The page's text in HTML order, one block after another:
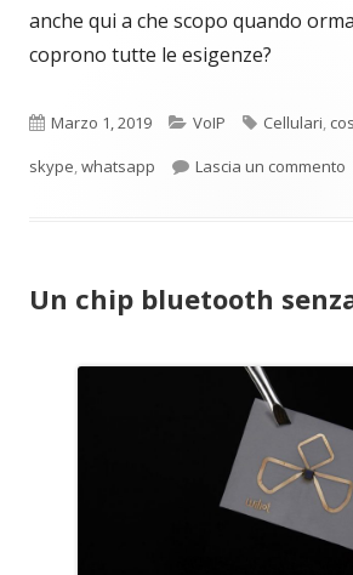
anche qui a che scopo quando
coprono tutte le esigenze?
Pubblicato
Marzo 1, 2019 Categorie
VoIP Tag
Cellulari,
skype,whatsapp Lascia un commento
Un chip bluetooth